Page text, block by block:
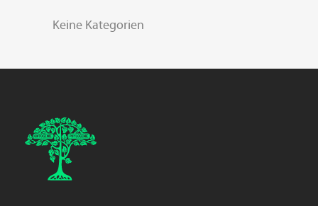
Keine Kategorien